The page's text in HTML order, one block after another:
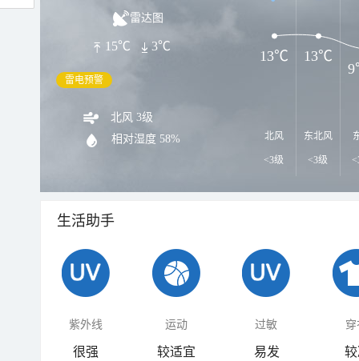
雷达图
15℃ 3℃
雷电预警
北风 3级
相对湿度 58% 北风
<3级
东北风
<3级
13℃
13℃
生活助手
紫外线 运动 过敏 穿
很强 较适宜 易发